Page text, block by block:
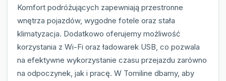
Komfort podróżujących zapewniają przestronne
wnętrza pojazdów, wygodne fotele oraz stała
klimatyzacja. Dodatkowo oferujemy możliwość
korzystania z Wi-Fi oraz ładowarek USB, co pozwala
na efektywne wykorzystanie czasu przejazdu zarówno
na odpoczynek, jak i pracę. W Tomiline dbamy, aby